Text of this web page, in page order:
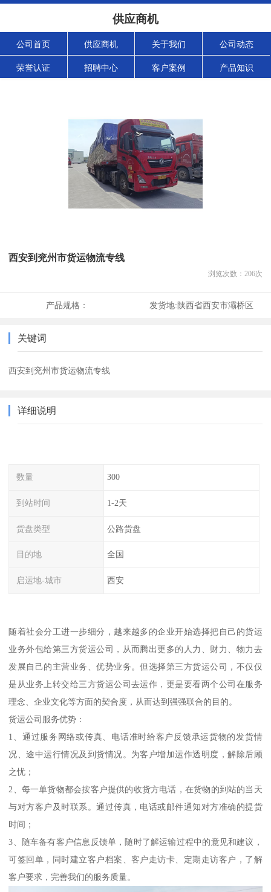
供应商机
公司首页 供应商机 关于我们 公司动态
荣誉认证 招聘中心 客户案例 产品知识
西安到兖州市货运物流专线
浏览次数： 206次
产品规格： 发货地:陕西省西安市灞桥区
关键词
西安到兖州市货运物流专线
详细说明
数量 300
到站时间 1-2天
货盘类型 公路货盘
目的地 全国
启运地-城市 西安
随着社会分工进一步细分，越来越多的企业开始选择把自己的货运
业务外包给第三方货运公司，从而腾出更多的人力、财力、物力去
发展自己的主营业务、优势业务。但选择第三方货运公司，不仅仅
是从业务上转交给三方货运公司去运作，更是要看两个公司在服务
理念、企业文化等方面的契合度，从而达到强强联合的目的。
货运公司服务优势：
1、通过服务网络或传真、电话准时给客户反馈承运货物的发货情
况、途中运行情况及到货情况。为客户增加运作透明度，解除后顾
之忧；
2、每一单货物都会按客户提供的收货方电话，在货物的到站的当天
与对方客户及时联系。通过传真，电话或邮件通知对方准确的提货
时间；
3、随车备有客户信息反馈单，随时了解运输过程中的意见和建议，
可签回单，同时建立客户档案、客户走访卡、定期走访客户，了解
客户要求，完善我们的服务质量。